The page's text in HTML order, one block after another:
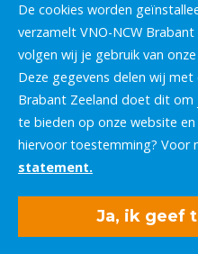
De cookies worden
verzamelt VNO-NCW
volgen wij je gebruik van
Deze gegevens delen wij
Brabant Zeeland doet dit
te bieden op onze website
hiervoor toestemming? Voor
statement.
Ja, ik geef